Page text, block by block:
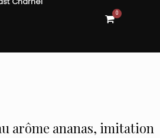
View
shopping
0
arôme ananas, imitation